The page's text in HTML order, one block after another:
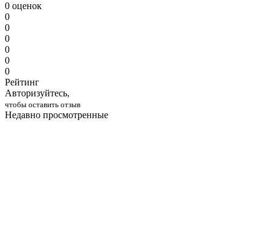
0 оценок
0
0
0
0
0
0
Рейтинг
Авторизуйтесь,
чтобы оставить отзыв
Недавно просмотренные